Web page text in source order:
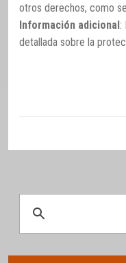
otros derechos, como
Información adicional:
detallada sobre la